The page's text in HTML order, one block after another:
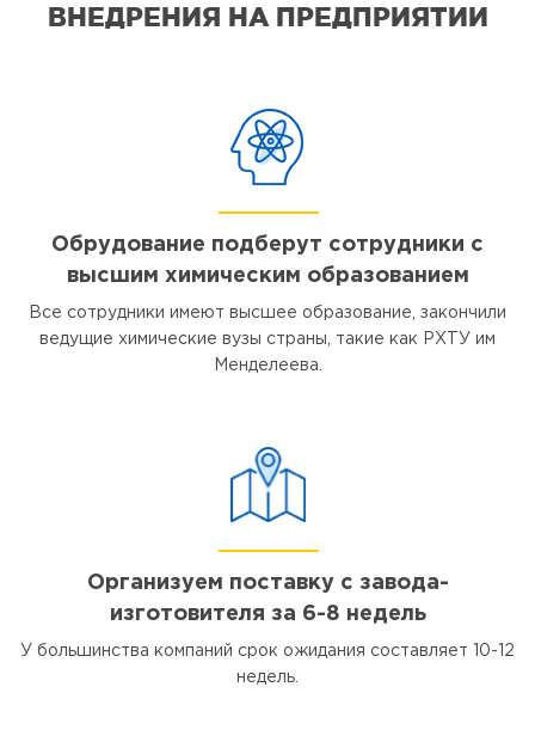
ВНЕДРЕНИЯ НА ПРЕДПРИЯТИИ
Обрудование подберут сотрудники с
высшим химическим образованием
Все сотрудники имеют высшее образование, закончили
ведущие химические вузы страны, такие как РХТУ им
Менделеева.
Организуем поставку с завода-
изготовителя за 6-8 недель
У большинства компаний срок ожидания составляет 10-12
недель.